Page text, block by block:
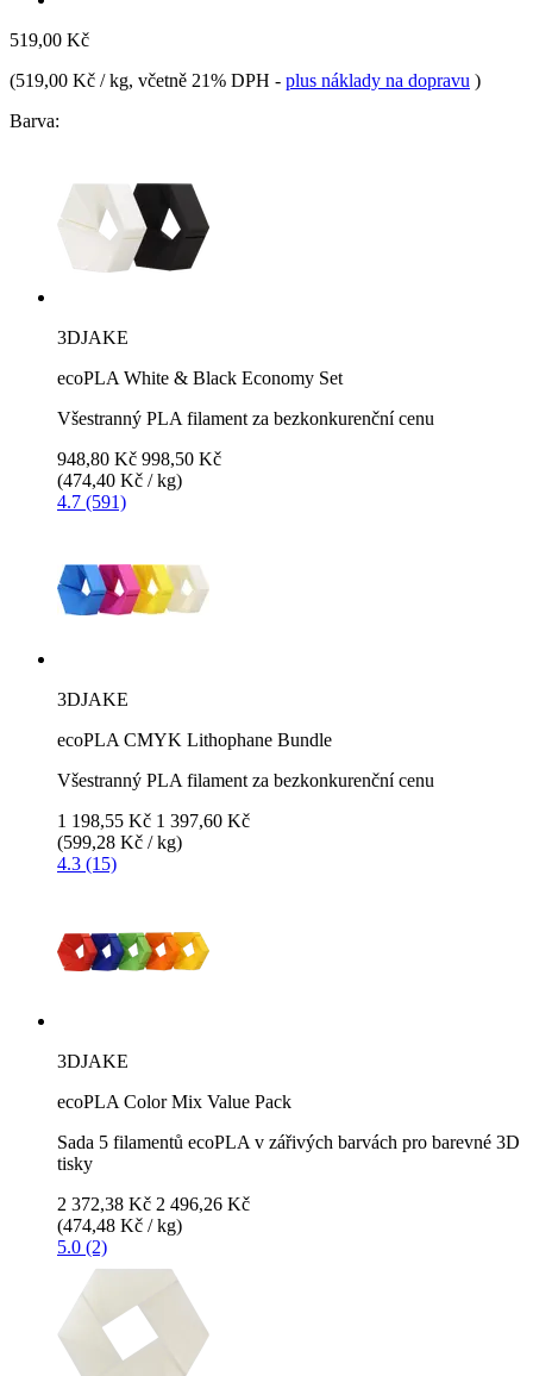
519,00 Kč
(519,00 Kč / kg, včetně 21% DPH - plus náklady na dopravu )
Barva:
3DJAKE
ecoPLA White & Black Economy Set
Všestranný PLA filament za bezkonkurenční cenu
948,80 Kč 998,50 Kč
(474,40 Kč / kg)
4.7 (591)
3DJAKE
ecoPLA CMYK Lithophane Bundle
Všestranný PLA filament za bezkonkurenční cenu
1 198,55 Kč 1 397,60 Kč
(599,28 Kč / kg)
4.3 (15)
3DJAKE
ecoPLA Color Mix Value Pack
Sada 5 filamentů ecoPLA v zářivých barvách pro barevné 3D
tisky
2 372,38 Kč 2 496,26 Kč
(474,48 Kč / kg)
5.0 (2)